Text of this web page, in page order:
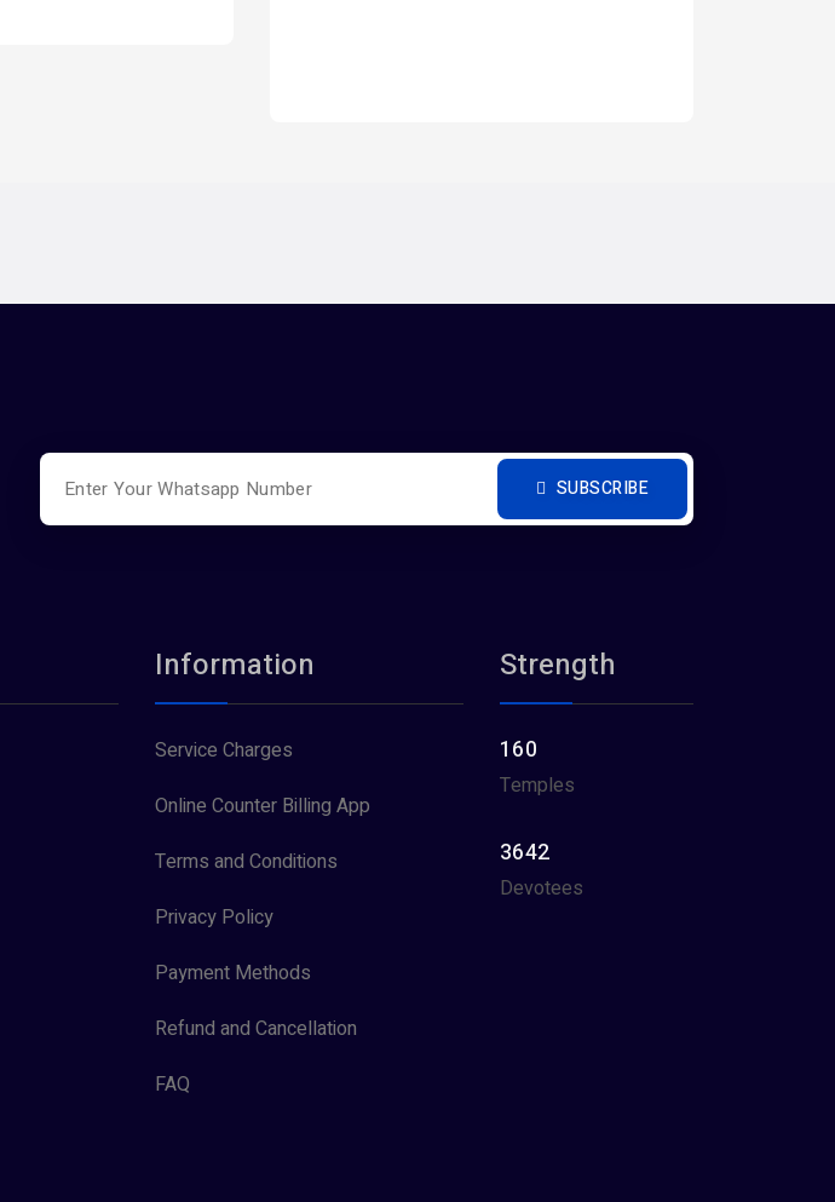
SUBSCRIBE
Information
Service Charges
Online Counter Billing App
Terms and Conditions
Privacy Policy
Payment Methods
Refund and Cancellation
FAQ
Strength
160
Temples
3642
Devotees